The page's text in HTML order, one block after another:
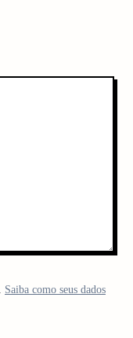
Saiba como seus dados